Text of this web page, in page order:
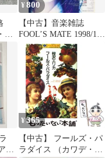
¥800
【中古】音楽雑誌
FOOL’S MATE 1998/10
No.204 フールズメイト
ク
¥ 365
【中古】 フールズ・パ
ラダイス （カワデ・パ